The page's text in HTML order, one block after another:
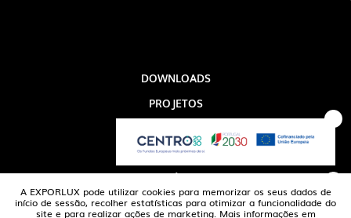
A EXPORLUX pode utilizar cookies para memorizar os seus dados de
início de sessão, recolher estatísticas para otimizar a funcionalidade do
site e para realizar ações de marketing. Mais informações em
DOWNLOADS
PROJETOS
A EXPORLUX
NOTÍCIAS
CONTACTOS